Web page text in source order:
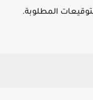
المطلوبة.